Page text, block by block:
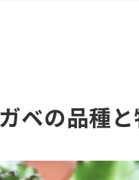
ベの品種